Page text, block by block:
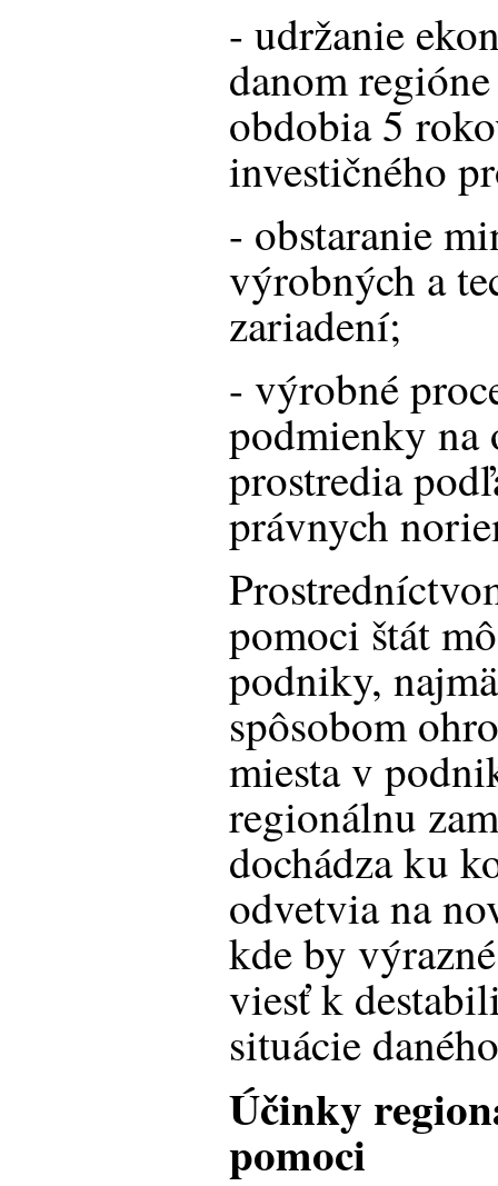
- udržanie
danom
obdobia 5
investičného
- obstaranie
výrobných a
zariadení;
- výrobné
podmienky na
prostredia
právnych
pomoci štát
podniky,
spôsobom
miesta v
regionálnu
dochádza ku
odvetvia na
kde by
viesť k
situácie
Účinky
pomoci